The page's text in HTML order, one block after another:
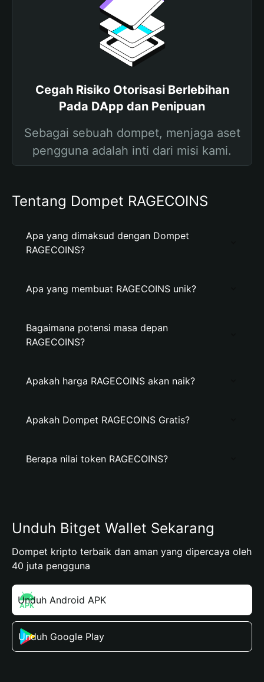
Cegah Risiko Otorisasi Berlebihan
Pada DApp dan Penipuan
Sebagai sebuah dompet, menjaga aset
pengguna adalah inti dari misi kami.
Tentang Dompet RAGECOINS
Apa yang dimaksud dengan Dompet
RAGECOINS?
Apa yang membuat RAGECOINS unik?
Bagaimana potensi masa depan
RAGECOINS?
Apakah harga RAGECOINS akan naik?
Apakah Dompet RAGECOINS Gratis?
Berapa nilai token RAGECOINS?
Unduh Bitget Wallet Sekarang
Dompet kripto terbaik dan aman yang dipercaya oleh
40 juta pengguna
Unduh Android APK
Unduh Google Play